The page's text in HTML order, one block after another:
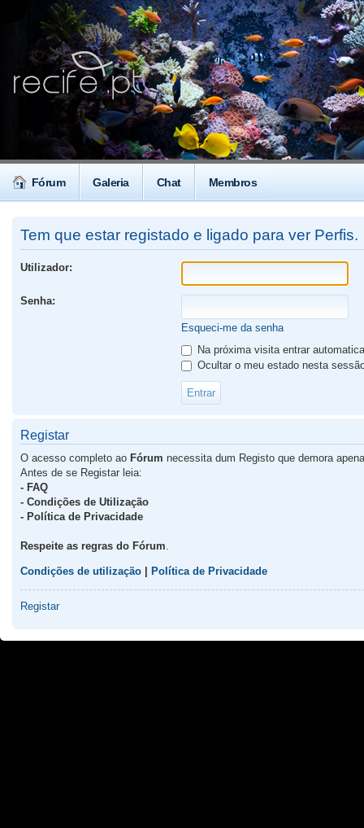
Fórum Galeria Chat Membros
Tem que estar registado e ligado para ver Perfis.
Utilizador:
Senha:
Esqueci-me da senha
Na próxima visita entrar
Ocultar o meu estado nesta
Registar
O acesso completo ao Fórum necessita dum Registo que demora
Antes de se Registar leia:
- FAQ
- Condições de Utilização
- Política de Privacidade
Respeite as regras do Fórum
Condições de utilização Política de Privacidade
Registar